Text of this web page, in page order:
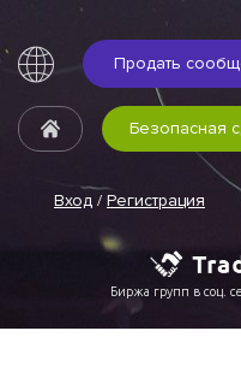
Продать
Вход / Регистрация
Безопасная
Биржа групп в соц.